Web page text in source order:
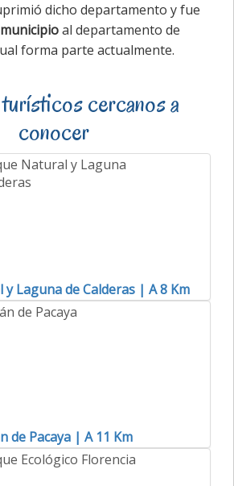
dicho departamento y fue
municipioal departamento de
forma parte actualmente.
cercanos a
conocer
Laguna de Calderas | A 8 Km
de Pacaya | A 11 Km